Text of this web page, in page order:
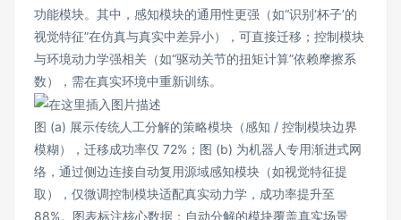
功能模块。其中，感知模块的通用性更强（如“识别‘杯子’的
视觉特征”在仿真与真实中差异小），可直接迁移；控制模块
与环境动力学强相关（如“驱动关节的扭矩计算”依赖摩擦系
数），需在真实环境中重新训练。
图 (a) 展示传统人工分解的策略模块（感知 / 控制模块边界
模糊），迁移成功率仅 72%；图 (b) 为机器人专用渐进式网
络，通过侧边连接自动复用源域感知模块（如视觉特征提
取），仅微调控制模块适配真实动力学，成功率提升至
88%。图表标注核心数据：自动分解的模块覆盖真实场景